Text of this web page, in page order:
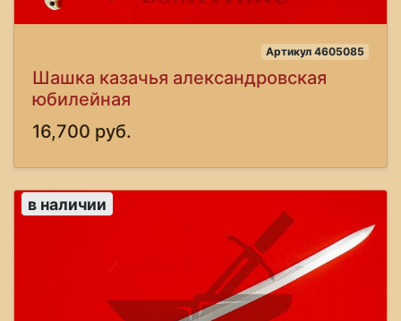
Артикул 4605085
Шашка казачья александровская
юбилейная
16,700 руб.
в наличии